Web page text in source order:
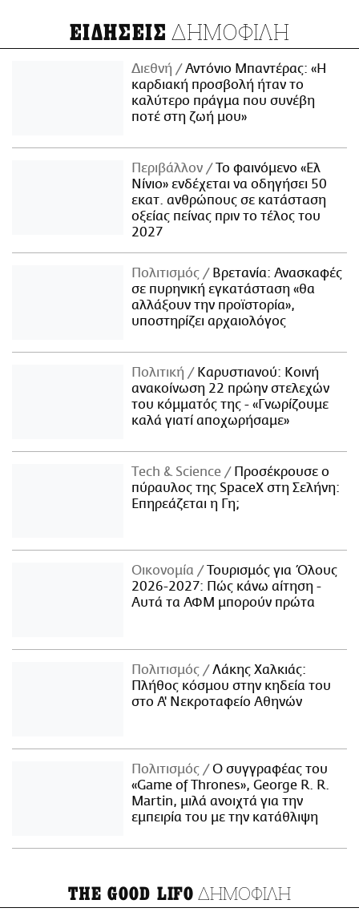
ΕΙΔΗΣΕΙΣ ΔΗΜΟΦΙΛΗ
Διεθνή
Αντόνιο Μπαντέρας: «Η
καρδιακή προσβολή ήταν το
καλύτερο πράγμα που συνέβη
ποτέ στη ζωή μου»
Περιβάλλον
Το φαινόμενο «Ελ
Νίνιο» ενδέχεται να οδηγήσει 50
εκατ. ανθρώπους σε κατάσταση
οξείας πείνας πριν το τέλος του
2027
Πολιτισμός
Βρετανία: Ανασκαφές
σε πυρηνική εγκατάσταση «θα
αλλάξουν την προϊστορία»,
υποστηρίζει αρχαιολόγος
Πολιτική
Καρυστιανού: Κοινή
ανακοίνωση 22 πρώην στελεχών
του κόμματός της - «Γνωρίζουμε
καλά γιατί αποχωρήσαμε»
Τech & Science
Προσέκρουσε ο
πύραυλος της SpaceX στη Σελήνη:
Επηρεάζεται η Γη;
Οικονομία
Τουρισμός για Όλους
2026-2027: Πώς κάνω αίτηση -
Αυτά τα ΑΦΜ μπορούν πρώτα
Πολιτισμός
Λάκης Χαλκιάς:
Πλήθος κόσμου στην κηδεία του
στο Α' Νεκροταφείο Αθηνών
Πολιτισμός
Ο συγγραφέας του
«Game of Thrones», George R. R.
Martin, μιλά ανοιχτά για την
εμπειρία του με την κατάθλιψη
THE GOOD LIFO ΔΗΜΟΦΙΛΗ